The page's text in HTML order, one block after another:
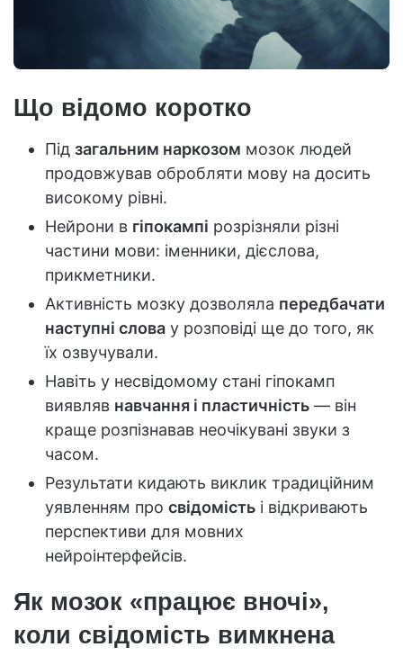
Що відомо коротко
Під загальним наркозом мозок людей
продовжував обробляти мову на досить
високому рівні.
Нейрони в гіпокампі розрізняли різні
частини мови: іменники, дієслова,
прикметники.
Активність мозку дозволяла передбачати
наступні слова у розповіді ще до того, як
їх озвучували.
Навіть у несвідомому стані гіпокамп
виявляв навчання і пластичність — він
краще розпізнавав неочікувані звуки з
часом.
Результати кидають виклик традиційним
уявленням про свідомість і відкривають
перспективи для мовних
нейроінтерфейсів.
Як мозок «працює вночі»,
коли свідомість вимкнена